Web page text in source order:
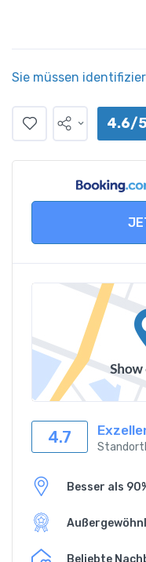
Sie müssen
4.6/
4.7
Besser als
Beliebte